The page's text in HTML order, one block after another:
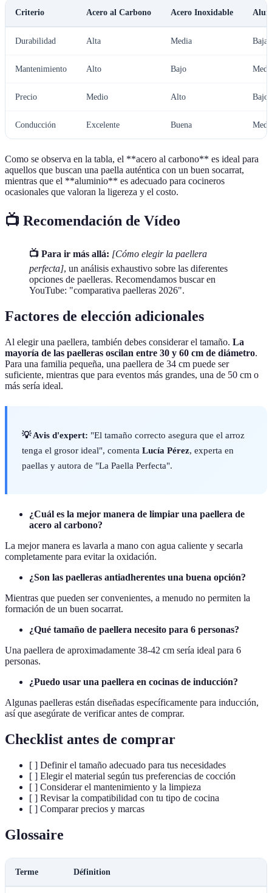
Criterio Acero al Carbono Acero Inoxidable
Durabilidad Alta Media Baja
Mantenimiento Alto Bajo
Precio Medio Alto Bajo
Conducción Excelente Buena
Como se observa en la tabla, el **acero al carbono** es ideal para
aquellos que buscan una paella auténtica con un buen socarrat,
mientras que el **aluminio** es adecuado para cocineros
ocasionales que valoran la ligereza y el costo.
📺 Recomendación de Vídeo
📺 Para ir más allá: [Cómo elegir la paellera
perfecta], un análisis exhaustivo sobre las diferentes
opciones de paelleras. Recomendamos buscar en
YouTube: "comparativa paelleras 2026".
Factores de elección adicionales
Al elegir una paellera, también debes considerar el tamaño. La
mayoría de las paelleras oscilan entre 30 y 60 cm de diámetro.
Para una familia pequeña, una paellera de 34 cm puede ser
suficiente, mientras que para eventos más grandes, una de 50 cm o
más sería ideal.
💡 Avis d'expert: "El tamaño correcto asegura que el arroz
tenga el grosor ideal", comenta Lucía Pérez, experta en
paellas y autora de "La Paella Perfecta".
¿Cuál es la mejor manera de limpiar una paellera de
acero al carbono?
La mejor manera es lavarla a mano con agua caliente y secarla
completamente para evitar la oxidación.
¿Son las paelleras antiadherentes una buena opción?
Mientras que pueden ser convenientes, a menudo no permiten la
formación de un buen socarrat.
¿Qué tamaño de paellera necesito para 6 personas?
Una paellera de aproximadamente 38-42 cm sería ideal para 6
personas.
¿Puedo usar una paellera en cocinas de inducción?
Algunas paelleras están diseñadas específicamente para inducción,
así que asegúrate de verificar antes de comprar.
Checklist antes de comprar
[ ] Definir el tamaño adecuado para tus necesidades
[ ] Elegir el material según tus preferencias de cocción
[ ] Considerar el mantenimiento y la limpieza
[ ] Revisar la compatibilidad con tu tipo de cocina
[ ] Comparar precios y marcas
Glossaire
Terme Définition